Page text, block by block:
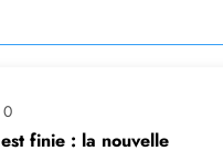
0
finie : la nouvelle